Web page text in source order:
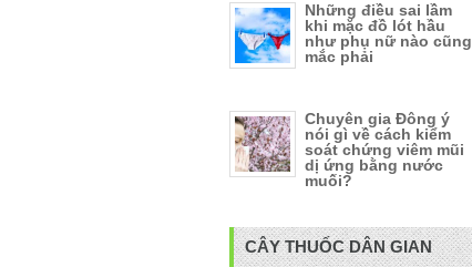
Những điều sai lầm
khi mặc đồ lót hầu
như phụ nữ nào cũng
mắc phải
Chuyên gia Đông ý
nói gì về cách kiểm
soát chứng viêm mũi
dị ứng bằng nước
muối?
CÂY THUỐC DÂN GIAN